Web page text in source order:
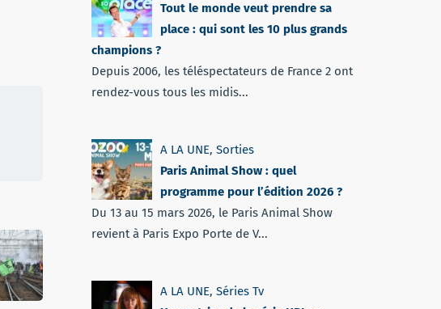
Tout le monde veut prendre sa
place : qui sont les 10 plus grands
champions ?
Depuis 2006, les téléspectateurs de France 2 ont
rendez-vous tous les midis...
A LA UNE, Sorties
Paris Animal Show : quel
programme pour l’édition 2026 ?
Du 13 au 15 mars 2026, le Paris Animal Show
revient à Paris Expo Porte de V...
A LA UNE, Séries Tv